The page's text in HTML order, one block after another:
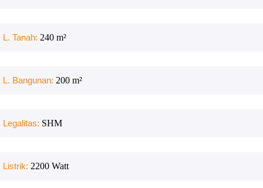
L. Tanah: 240 m²
L. Bangunan: 200 m²
Legalitas: SHM
Listrik: 2200 Watt